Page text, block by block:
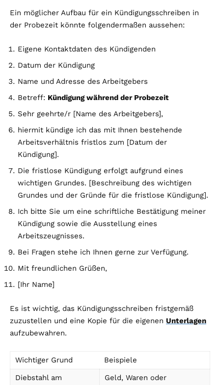
Ein möglicher Aufbau für ein Kündigungsschreiben in
der Probezeit könnte folgendermaßen aussehen:
Eigene Kontaktdaten des Kündigenden
Datum der Kündigung
Name und Adresse des Arbeitgebers
Betreff: Kündigung während der Probezeit
Sehr geehrte/r [Name des Arbeitgebers],
hiermit kündige ich das mit Ihnen bestehende
Arbeitsverhältnis fristlos zum [Datum der
Kündigung].
Die fristlose Kündigung erfolgt aufgrund eines
wichtigen Grundes. [Beschreibung des wichtigen
Grundes und der Gründe für die fristlose Kündigung].
Ich bitte Sie um eine schriftliche Bestätigung meiner
Kündigung sowie die Ausstellung eines
Arbeitszeugnisses.
Bei Fragen stehe ich Ihnen gerne zur Verfügung.
Mit freundlichen Grüßen,
[Ihr Name]
Es ist wichtig, das Kündigungsschreiben fristgemäß
zuzustellen und eine Kopie für die eigenen Unterlagen
aufzubewahren.
Wichtiger Grund
Beispiele
Diebstahl am
Geld, Waren oder